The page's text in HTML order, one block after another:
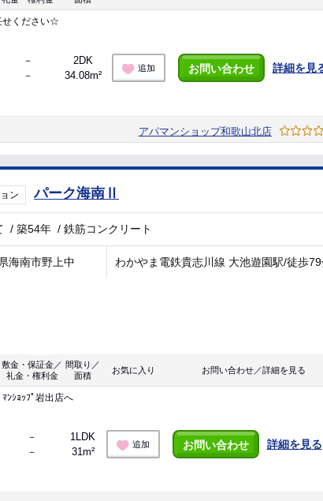
せください☆
－
－
2DK
34.08m²
追加 お問い合わせ 詳細を見
アパマンショップ和歌山北店
ン パーク海南Ⅱ
/築54年 /鉄筋コンクリート
海南市野上中 わかやま電鉄貴志川線 大池遊園駅/徒歩
敷金・保証金／
礼金・権利金
間取り／
面積
お気に入り お問い合わせ／詳細を見る
ﾝｼｮｯﾌﾟ岩出店へ
－
－
1LDK
31m²
追加 お問い合わせ 詳細を見る